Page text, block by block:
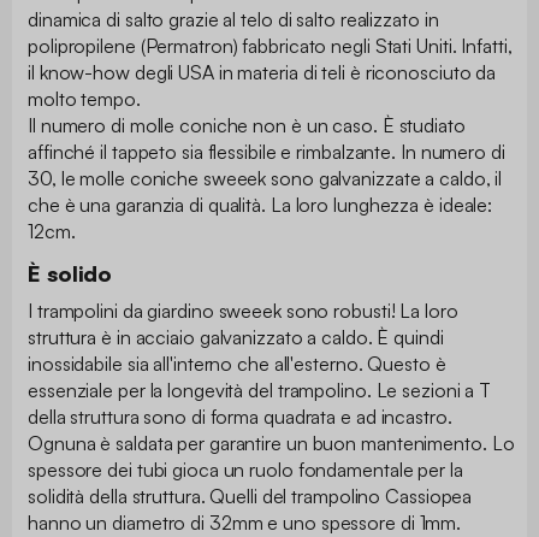
dinamica di salto grazie al telo di salto realizzato in
polipropilene (Permatron) fabbricato negli Stati Uniti. Infatti,
il know-how degli USA in materia di teli è riconosciuto da
molto tempo.
Il numero di molle coniche non è un caso. È studiato
affinché il tappeto sia flessibile e rimbalzante. In numero di
30, le molle coniche sweeek sono galvanizzate a caldo, il
che è una garanzia di qualità. La loro lunghezza è ideale:
12cm.
È solido
I trampolini da giardino sweeek sono robusti! La loro
struttura è in acciaio galvanizzato a caldo. È quindi
inossidabile sia all'interno che all'esterno. Questo è
essenziale per la longevità del trampolino. Le sezioni a T
della struttura sono di forma quadrata e ad incastro.
Ognuna è saldata per garantire un buon mantenimento. Lo
spessore dei tubi gioca un ruolo fondamentale per la
solidità della struttura. Quelli del trampolino Cassiopea
hanno un diametro di 32mm e uno spessore di 1mm.